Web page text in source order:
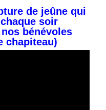
de jeûne qui
soir
bénévoles
chapiteau)